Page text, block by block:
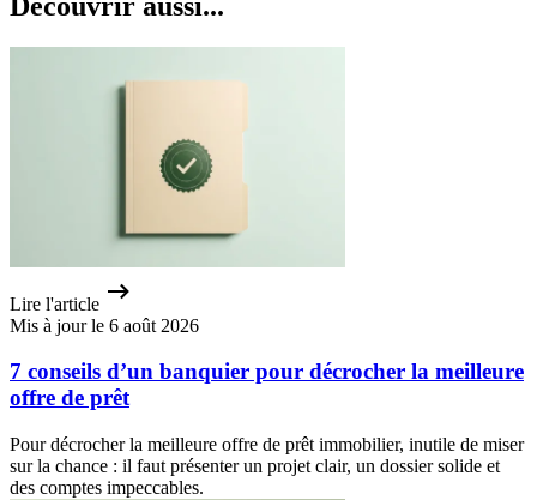
Lire l'article
Mis à jour le 6 août 2026
7 conseils d’un banquier pour décrocher la meilleure
offre de prêt
Pour décrocher la meilleure offre de prêt immobilier, inutile de miser
sur la chance : il faut présenter un projet clair, un dossier solide et
des comptes impeccables.